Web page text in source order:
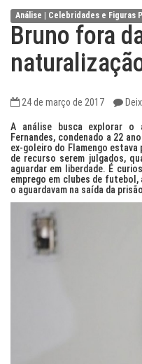
Análise | Celebridades e Figuras
Bruno fora
24 de março de 2017
A análise busca explorar o
Fernandes, condenado a 22
ex-goleiro do Flamengo
de recurso serem julgados,
aguardar em liberdade. É
emprego em clubes de
o aguardavam na saída da